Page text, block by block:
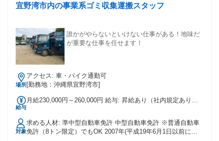
の⁉️ 🎓 最初の2か月は研修期間 ニッケン・リース独自の教育
事はしません☺️ 先輩と一緒に作業しながら 「できた😊」を少
しずつ増やしていきます✨ 分からないことは、いつでも聞い
てOK‼️ 1日の流れ🚜 🕖8:00 ／ 朝礼・出庫準備・接客 今日出
ていく機械を確認。 来店されたお客様の対応。 翌日以降の機
械の準備。 ※エンジン始動、オイル量、外装の傷をチェック
🍱12:00 ／ 休憩（60分） 近隣に飲食店多数。車通勤OK・駐
車場完備なので、車で出る人も。 🕐13:00 ／ 入庫点検・整備
の手で直せる範囲は自分で。 手に負えない故障はメンテナン
ますが、月平均20時間程度。夕方には家に帰れます。 🚀 将来
のキャリアもいろいろ❗️ 「この仕事、向いてるかも‼️」 そう思
ったら、自分に合った道へチャレンジできま🛣️ 🚛 営業 🔧 修
宜野湾市内の事業系ゴミ収集運搬スタッフ
誰かがやらないといけない仕事がある！地味だ
が重要な仕事を任せます！
場所
アクセス: 車・バイク通勤可
[勤務地：沖縄県宜野湾市]
給与
月給230,000円～260,000円 給与: 昇給あり（社内規定あり）
対象
求める人材: 準中型自動車免許 中型自動車免許 ※普通自動車
免許（8トン限定）でもOK 2007年(平成19年6月1日以前に取